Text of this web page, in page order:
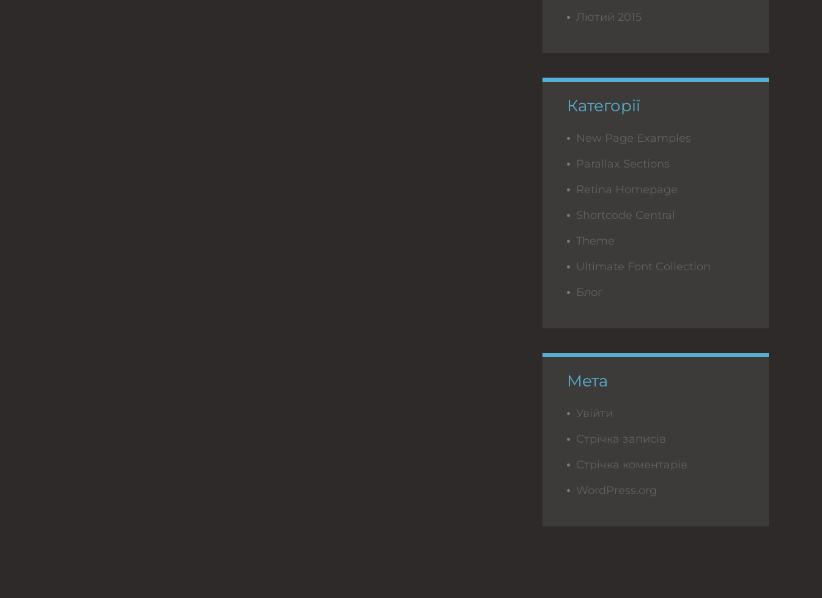
Лютий 2015
Категорії
New Page Examples
Parallax Sections
Retina Homepage
Shortcode Central
Theme
Ultimate Font Collection
Блог
Мета
Увійти
Стрічка записів
Стрічка коментарів
WordPress.org